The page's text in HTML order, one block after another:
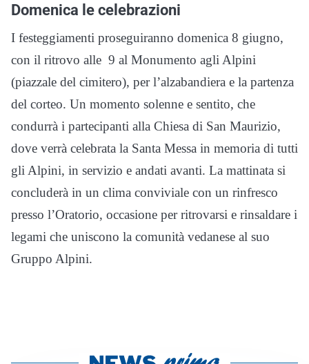
Domenica le celebrazioni
I festeggiamenti proseguiranno domenica 8 giugno,
con il ritrovo alle 9 al Monumento agli Alpini
(piazzale del cimitero), per l’alzabandiera e la partenza
del corteo. Un momento solenne e sentito, che
condurrà i partecipanti alla Chiesa di San Maurizio,
dove verrà celebrata la Santa Messa in memoria di tutti
gli Alpini, in servizio e andati avanti. La mattinata si
concluderà in un clima conviviale con un rinfresco
presso l’Oratorio, occasione per ritrovarsi e rinsaldare i
legami che uniscono la comunità vedanese al suo
Gruppo Alpini.